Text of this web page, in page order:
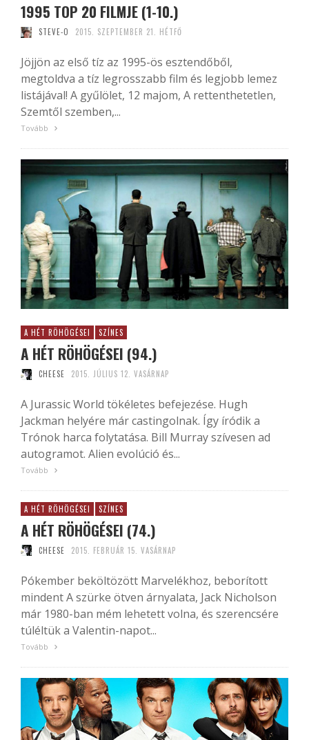
1995 TOP 20 FILMJE (1-10.)
STEVE-O 2015. SZEPTEMBER 21. HÉTFŐ
Jöjjön az első tíz az 1995-ös esztendőből,
megtoldva a tíz legrosszabb film és legjobb lemez
listájával! A gyűlölet, 12 majom, A rettenthetetlen,
Szemtől szemben,...
Tovább
A HÉT RÖHÖGÉSEI SZÍNES
A HÉT RÖHÖGÉSEI (94.)
CHEESE 2015. JÚLIUS 12. VASÁRNAP
A Jurassic World tökéletes befejezése. Hugh
Jackman helyére már castingolnak. Így íródik a
Trónok harca folytatása. Bill Murray szívesen ad
autogramot. Alien evolúció és...
Tovább
A HÉT RÖHÖGÉSEI SZÍNES
A HÉT RÖHÖGÉSEI (74.)
CHEESE 2015. FEBRUÁR 15. VASÁRNAP
Pókember beköltözött Marvelékhoz, beborított
mindent A szürke ötven árnyalata, Jack Nicholson
már 1980-ban mém lehetett volna, és szerencsére
túléltük a Valentin-napot...
Tovább